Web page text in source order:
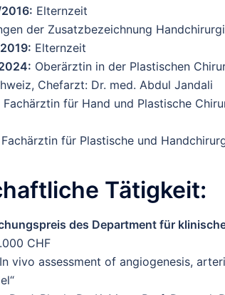
Elternzeit
der Zusatzbezeichnung
Elternzeit
Oberärztin in der Plastischen
Chefarzt: Dr. med. Abdul Jandali
Fachärztin für Hand und Plastische
Fachärztin für Plastische und
Tätigkeit:
des Department für
CHF
vivo assessment of angiogenesis,